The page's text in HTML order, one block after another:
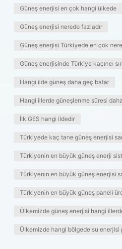
Güneş enerjisi en çok hangi ülkede
Güneş enerjisi nerede fazladır
Güneş enerjisi Türkiyede en çok
Güneş enerjisinde Türkiye kaçıncı
Hangi ilde güneş daha geç batar
Hangi illerde güneşlenme süresi
İlk GES hangi ildedir
Türkiyede kaç tane güneş enerjisi
Türkiyenin en büyük güneş enerji
Türkiyenin en büyük güneş enerjisi
Türkiyenin en büyük güneş paneli
Ülkemizde güneş enerjisi hangi
Ülkemizde hangi bölgede su